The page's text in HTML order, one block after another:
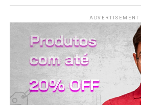
EDITORIAL
EXPEDIENTE
FINALIZAR COMPRA
HOME
ADVERTISEMENT